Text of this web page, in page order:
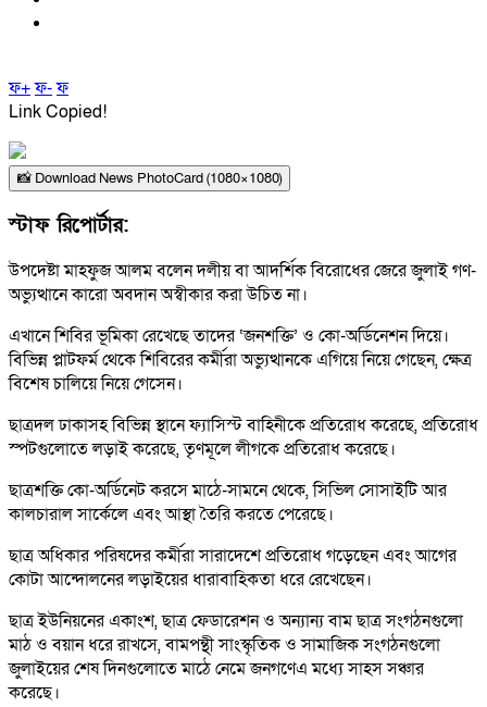
ফ+ফ-ফ
Link Copied!
📸 Download News PhotoCard (1080×1080)
স্টাফ রিপোর্টার:
উপদেষ্টা মাহফুজ আলম বলেন দলীয় বা আদর্শিক বিরোধের জেরে জুলাই গণ-
অভ্যুত্থানে কারো অবদান অস্বীকার করা উচিত না।
এখানে শিবির ভূমিকা রেখেছে তাদের ‘জনশক্তি’ ও কো-অর্ডিনেশন দিয়ে।
বিভিন্ন প্লাটফর্ম থেকে শিবিরের কর্মীরা অভ্যুত্থানকে এগিয়ে নিয়ে গেছেন, ক্ষেত্র
বিশেষ চালিয়ে নিয়ে গেসেন।
ছাত্রদল ঢাকাসহ বিভিন্ন স্থানে ফ্যাসিস্ট বাহিনীকে প্রতিরোধ করেছে, প্রতিরোধ
স্পটগুলোতে লড়াই করেছে, তৃণমূলে লীগকে প্রতিরোধ করেছে।
ছাত্রশক্তি কো-অর্ডিনেট করসে মাঠে-সামনে থেকে, সিভিল সোসাইটি আর
কালচারাল সার্কেলে এবং আস্থা তৈরি করতে পেরেছে।
ছাত্র অধিকার পরিষদের কর্মীরা সারাদেশে প্রতিরোধ গড়েছেন এবং আগের
কোটা আন্দোলনের লড়াইয়ের ধারাবাহিকতা ধরে রেখেছেন।
ছাত্র ইউনিয়নের একাংশ, ছাত্র ফেডারেশন ও অন্যান্য বাম ছাত্র সংগঠনগুলো
মাঠ ও বয়ান ধরে রাখসে, বামপন্থী সাংস্কৃতিক ও সামাজিক সংগঠনগুলো
জুলাইয়ের শেষ দিনগুলোতে মাঠে নেমে জনগণেএ মধ্যে সাহস সঞ্চার
করেছে।